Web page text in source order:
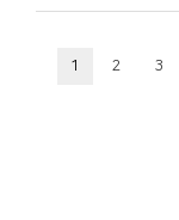
1 2 3